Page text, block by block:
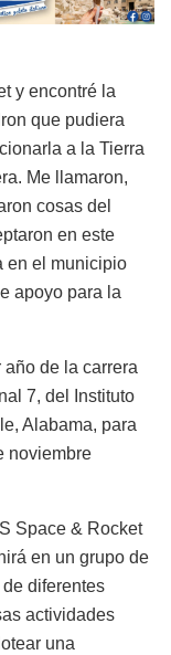
y encontré la
que pudiera
a la Tierra
Me llamaron,
cosas del
en este
en el municipio
apoyo para la
de la carrera
7, del Instituto
Alabama, para
noviembre
Space & Rocket
en un grupo de
diferentes
actividades
una